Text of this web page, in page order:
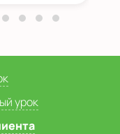
урок